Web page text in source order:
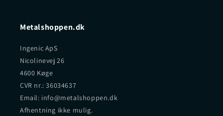
Metalshoppen.dk
Ingenic ApS
Nicolinevej 26
4600 Køge
CVR nr.: 36034637
Email: info@metalshoppen.dk
Afhentning ikke mulig.